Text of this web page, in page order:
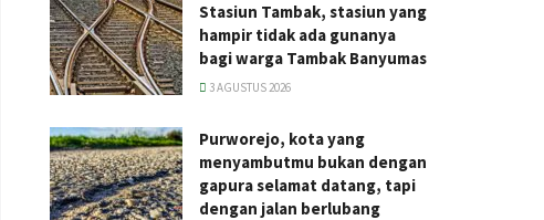
Stasiun Tambak, stasiun yang
hampir tidak ada gunanya
bagi warga Tambak Banyumas
3 AGUSTUS 2026
Purworejo, kota yang
menyambutmu bukan dengan
gapura selamat datang, tapi
dengan jalan berlubang